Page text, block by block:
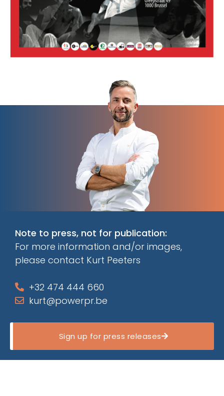
Note to press, not for publication:
For more information and/or images,
please contact Kurt Peeters
+32 474 444 660
kurt@powerpr.be
Sign up for press releases